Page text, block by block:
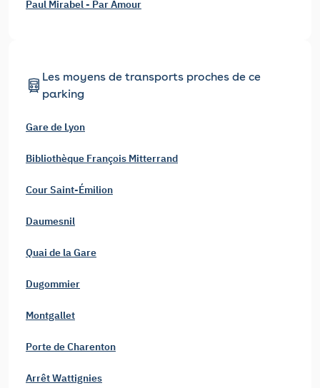
Paul Mirabel - Par Amour
Les moyens de transports proches de ce
parking
Gare de Lyon
Bibliothèque François Mitterrand
Cour Saint-Émilion
Daumesnil
Quai de la Gare
Dugommier
Montgallet
Porte de Charenton
Arrêt Wattignies